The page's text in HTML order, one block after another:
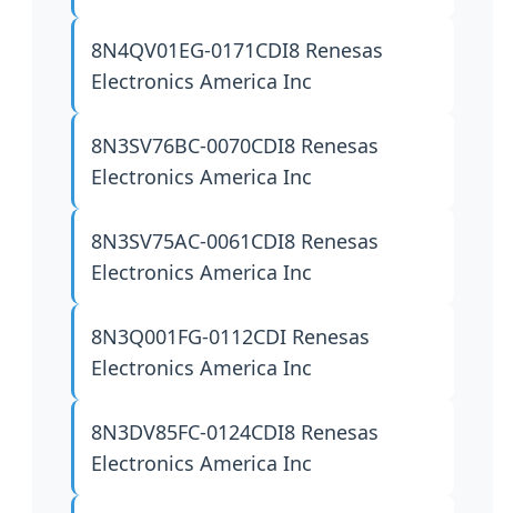
8N4QV01EG-0171CDI8 Renesas
Electronics America Inc
8N3SV76BC-0070CDI8 Renesas
Electronics America Inc
8N3SV75AC-0061CDI8 Renesas
Electronics America Inc
8N3Q001FG-0112CDI Renesas
Electronics America Inc
8N3DV85FC-0124CDI8 Renesas
Electronics America Inc